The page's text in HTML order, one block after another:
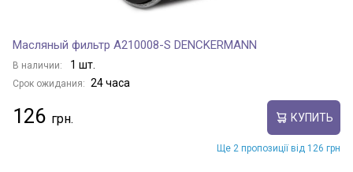
Масляный фильтр A210008-S DENCKERMANN
В наличии: 1 шт.
Срок ожидания: 24 часа
126 КУПИТЬ
Ще 2 пропозиції від 126 грн